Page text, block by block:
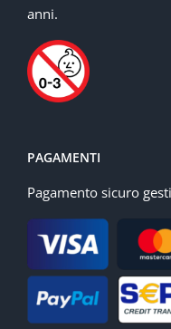
anni.
PAGAMENTI
Pagamento sicuro